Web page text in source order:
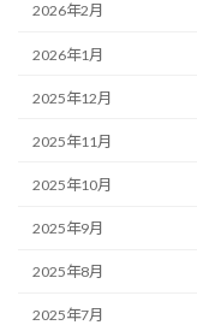
2026年2月
2026年1月
2025年12月
2025年11月
2025年10月
2025年9月
2025年8月
2025年7月